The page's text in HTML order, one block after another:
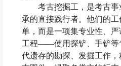
考古挖掘工，是考古
承的直接践行者。他们的
单，而是一项集专业性、
工程——使用探铲、手铲等
代遗存的勘探、发掘工作